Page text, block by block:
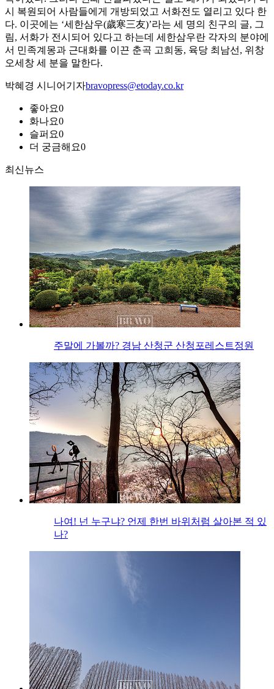
시 복원되어 사람들에게 개방되었고 서화전도 열리고 있다 한
다. 이곳에는 ‘세한삼우(歲寒三友)’라는 세 명의 친구의 글, 그
림, 서화가 전시되어 있다고 하는데 세한삼우란 각자의 분야에
서 민족계몽과 근대화를 이끈 춘곡 고희동, 육당 최남선, 위창
오세창 세 분을 말한다.
박혜경 시니어기자bravopress@etoday.co.kr
좋아요0
화나요0
슬퍼요0
더 궁금해요0
최신뉴스
주말에 가볼까? 경남 산청군 산청포레스트정원
나여! 넌 누구냐? 언제 한번 바위처럼 살아본 적 있
나?